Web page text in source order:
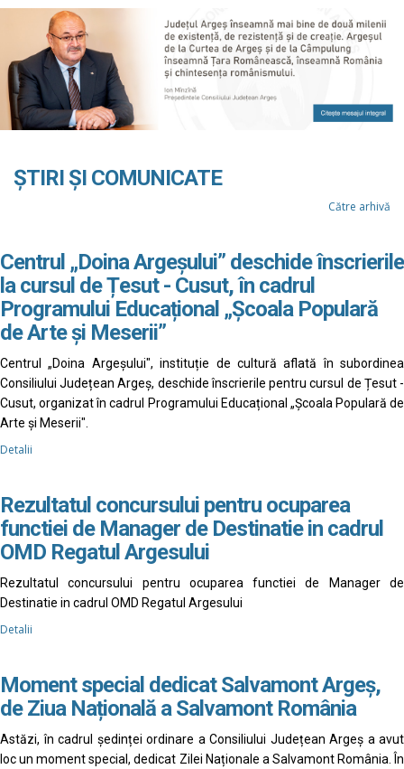
ȘTIRI ȘI COMUNICATE
Către arhivă
Centrul „Doina Argeșului” deschide înscrierile
la cursul de Țesut - Cusut, în cadrul
Programului Educațional „Școala Populară
de Arte și Meserii”
Centrul „Doina Argeșului", instituție de cultură aflată în subordinea
Consiliului Județean Argeș, deschide înscrierile pentru cursul de Țesut -
Cusut, organizat în cadrul Programului Educațional „Școala Populară de
Arte și Meserii".
Detalii
Rezultatul concursului pentru ocuparea
functiei de Manager de Destinatie in cadrul
OMD Regatul Argesului
Rezultatul concursului pentru ocuparea functiei de Manager de
Destinatie in cadrul OMD Regatul Argesului
Detalii
Moment special dedicat Salvamont Argeș,
de Ziua Națională a Salvamont România
Astăzi, în cadrul ședinței ordinare a Consiliului Județean Argeș a avut
loc un moment special, dedicat Zilei Naționale a Salvamont România. În